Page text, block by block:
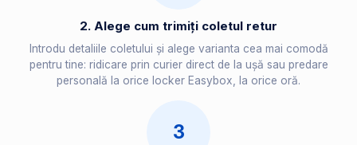
2. Alege cum trimiți coletul retur
Introdu detaliile coletului și alege varianta cea mai comodă
pentru tine: ridicare prin curier direct de la ușă sau predare
personală la orice locker Easybox, la orice oră.
3